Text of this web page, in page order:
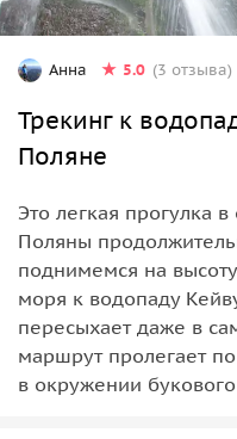
Анна 5.0 (3 отзыва)
Трекинг к
Поляне
Это легкая прогулка
Поляны
поднимемся на
моря к водопаду
пересыхает даже в
маршрут пролегает
в окружении